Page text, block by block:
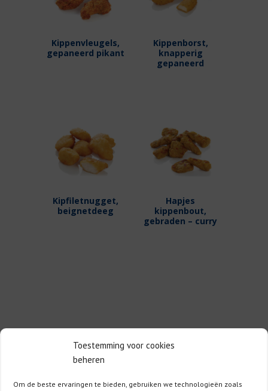
Toestemming voor cookies
beheren
Om de beste ervaringen te bieden, gebruiken we technologieën zoals
Kippenvleugels,
gepaneerd pikant
Kippenborst,
knapperig
gepaneerd
Kipfiletnugget,
beignetdeeg
Hapjes
kippenbout,
gebraden – curry
Adres
Europa Cuisson